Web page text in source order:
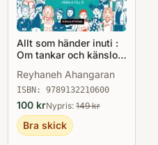
Allt som händer inuti :
Om tankar och känslor
Reyhaneh Ahangaran
ISBN: 9789132210600
100 krNypris: 149kr
Bra skick